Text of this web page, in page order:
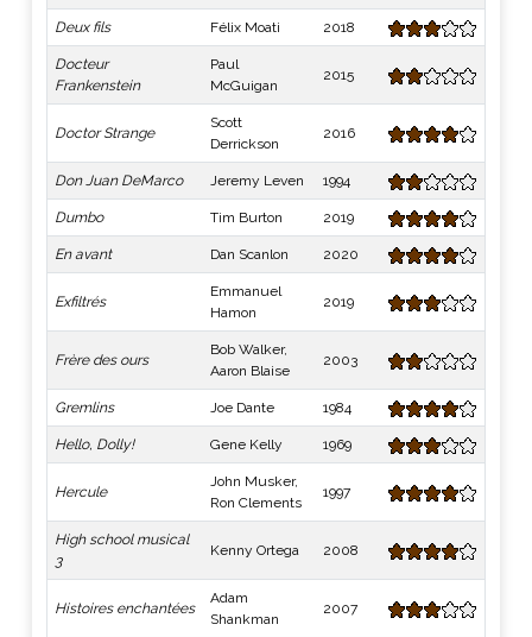
Deux fils Félix Moati 2018
Docteur
Frankenstein
Paul
McGuigan
2015
Doctor Strange
Scott
Derrickson
2016
Don Juan DeMarco Jeremy Leven 1994
Dumbo Tim Burton 2019
En avant Dan Scanlon 2020
Exfiltrés
Emmanuel
Hamon
2019
Frère des ours
Bob Walker,
Aaron Blaise
2003
Gremlins Joe Dante 1984
Hello, Dolly! Gene Kelly 1969
Hercule
John Musker,
Ron Clements
1997
High school musical
3
Kenny Ortega 2008
Histoires enchantées
Adam
Shankman
2007